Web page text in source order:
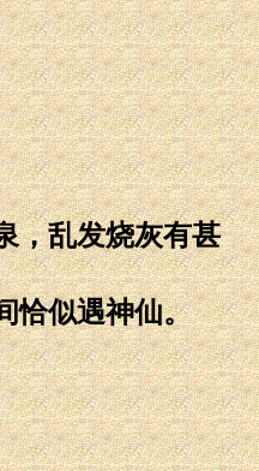
，乱发烧灰有甚
恰似遇神仙。